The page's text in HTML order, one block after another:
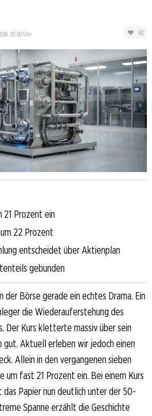
05:00 Uhr 62
Prozent ein
22 Prozent
entscheidet über Aktienplan
gebunden
Börse gerade ein echtes Drama. Ein
die Wiederauferstehung des
Der Kurs kletterte massiv über sein
gut. Aktuell erleben wir jedoch einen
Allein in den vergangenen sieben
um fast 21 Prozent ein. Bei einem Kurs
Papier nun deutlich unter der 50-
Spanne erzählt die Geschichte